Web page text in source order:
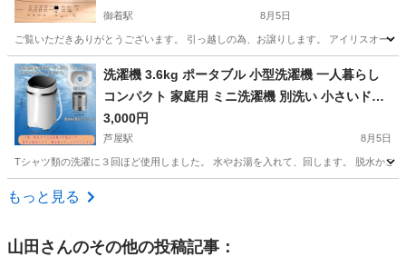
御着駅 8月5日
ご覧いただきありがとうございます。 引っ越しの為、お譲りします。 アイリスオーヤ
兵庫 姫路市 御着駅 生活家電
洗濯機 3.6kg ポータブル 小型洗濯機 一人暮らし
コンパクト 家庭用 ミニ洗濯機 別洗い 小さいドラ
ム式洗濯機 ひとり暮らし用 節水 半自動
3,000円
芦屋駅 8月5日
Tシャツ類の洗濯に３回ほど使用しました。 水やお湯を入れて、回します。 脱水かご
兵庫 神戸市
もっと見る
山田 さんのその他の投稿記事：